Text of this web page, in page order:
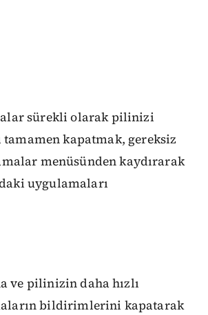
sürekli olarak pilinizi
tamamen kapatmak, gereksiz
menüsünden kaydırarak
uygulamaları
ve pilinizin daha hızlı
bildirimlerini kapatarak